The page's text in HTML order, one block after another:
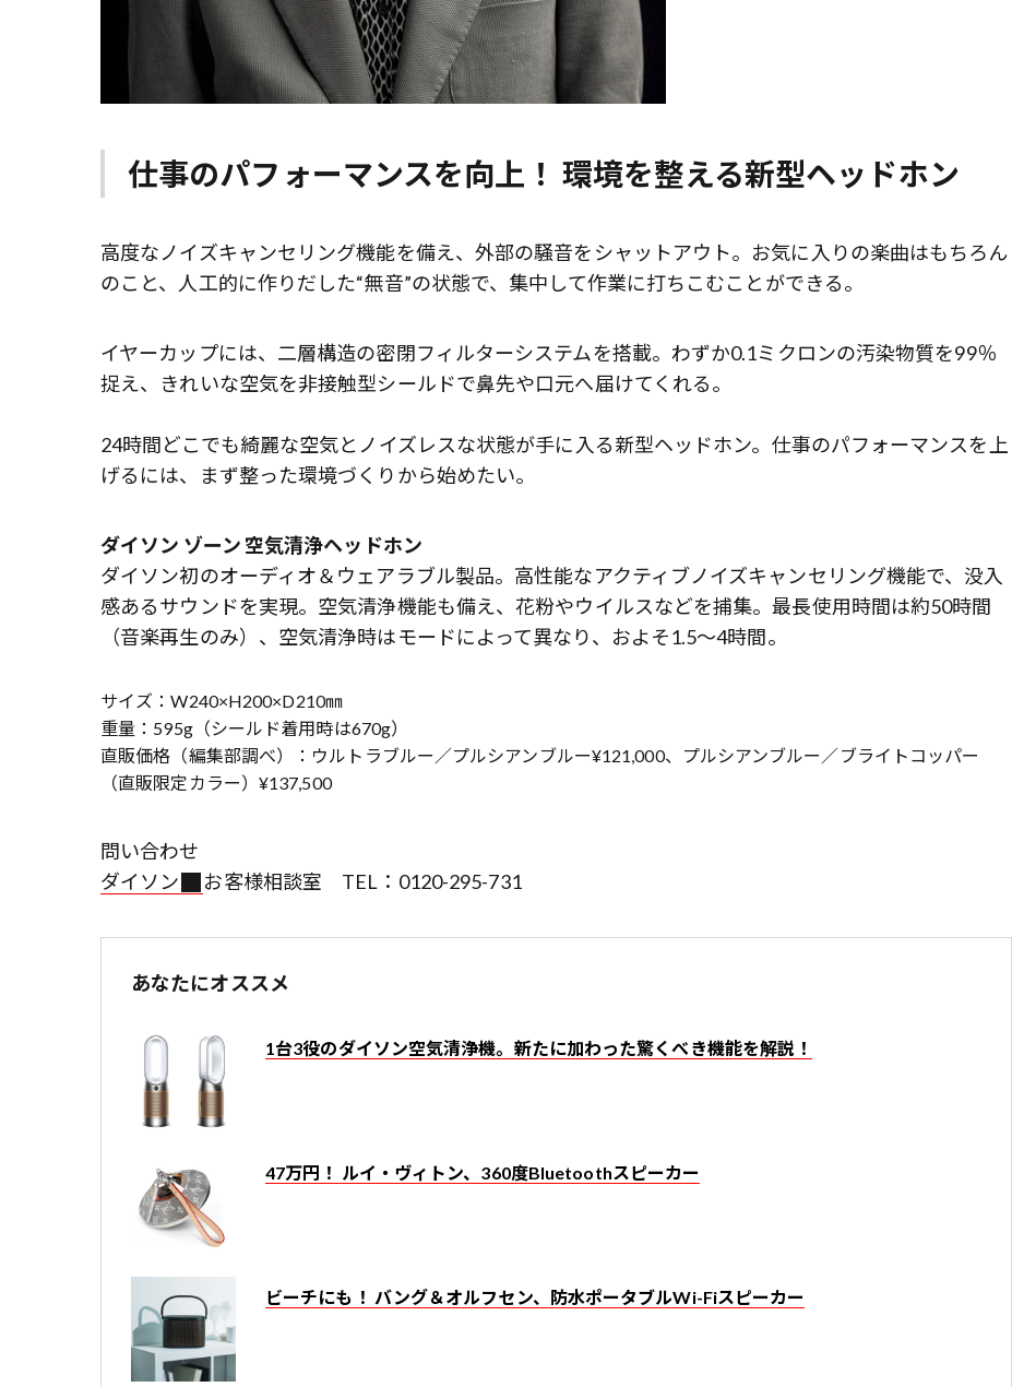
仕事のパフォーマンスを向上！ 環境を整える新型ヘッドホン
高度なノイズキャンセリング機能を備え、外部の騒音をシャットアウト。お気に入りの楽曲はもちろん
のこと、人工的に作りだした“無音”の状態で、集中して作業に打ちこむことができる。
イヤーカップには、二層構造の密閉フィルターシステムを搭載。わずか0.1ミクロンの汚染物質を99％
捉え、きれいな空気を非接触型シールドで鼻先や口元へ届けてくれる。
24時間どこでも綺麗な空気とノイズレスな状態が手に入る新型ヘッドホン。仕事のパフォーマンスを上
げるには、まず整った環境づくりから始めたい。
ダイソン ゾーン 空気清浄ヘッドホン
ダイソン初のオーディオ＆ウェアラブル製品。高性能なアクティブノイズキャンセリング機能で、没入
感あるサウンドを実現。空気清浄機能も備え、花粉やウイルスなどを捕集。最長使用時間は約50時間
（音楽再生のみ）、空気清浄時はモードによって異なり、およそ1.5～4時間。
サイズ：W240×H200×D210㎜
重量：595g（シールド着用時は670g）
直販価格（編集部調べ）：ウルトラブルー／プルシアンブルー¥121,000、プルシアンブルー／ブライトコッパー
（直販限定カラー）¥137,500
問い合わせ
ダイソン
お客様相談室 TEL：0120-295-731
あなたにオススメ
1台3役のダイソン空気清浄機。新たに加わった驚くべき機能を解説！
47万円！ ルイ・ヴィトン、360度Bluetoothスピーカー
ビーチにも！ バング＆オルフセン、防水ポータブルWi-Fiスピーカー